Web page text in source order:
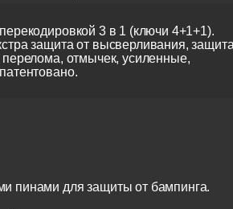
3 в 1 (ключи 4+1+1).
защита от высверливания, защита
перелома, отмычек, усиленные,
пинами для защиты от бампинга.